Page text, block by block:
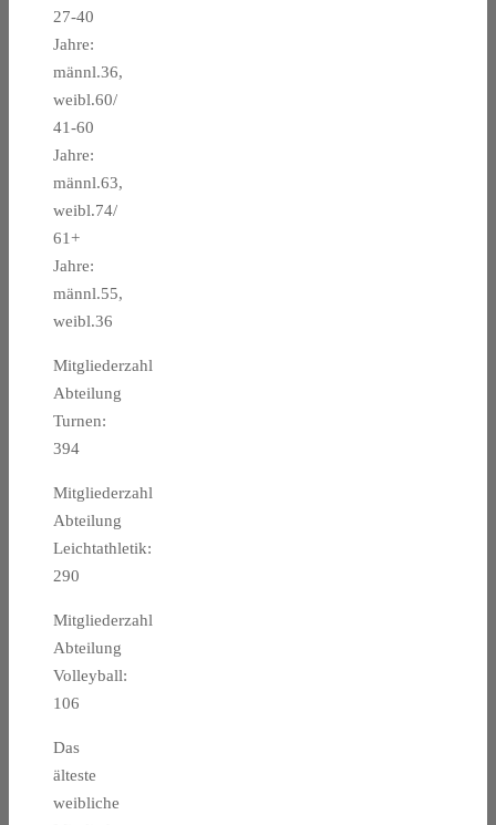
27-40
Jahre:
männl.36,
weibl.60/
41-60
Jahre:
männl.63,
weibl.74/
61+
Jahre:
männl.55,
weibl.36
Mitgliederzahl
Abteilung
Turnen:
394
Mitgliederzahl
Abteilung
Leichtathletik:
290
Mitgliederzahl
Abteilung
Volleyball:
106
Das
älteste
weibliche